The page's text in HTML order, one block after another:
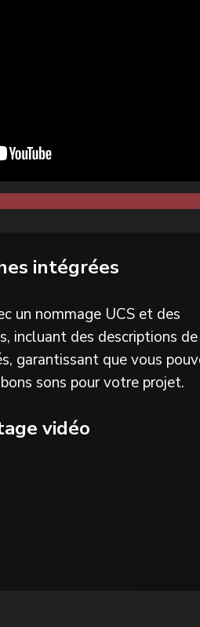
intégrées
un nommage UCS et des
incluant des descriptions de
garantissant que vous
sons pour votre projet.
vidéo